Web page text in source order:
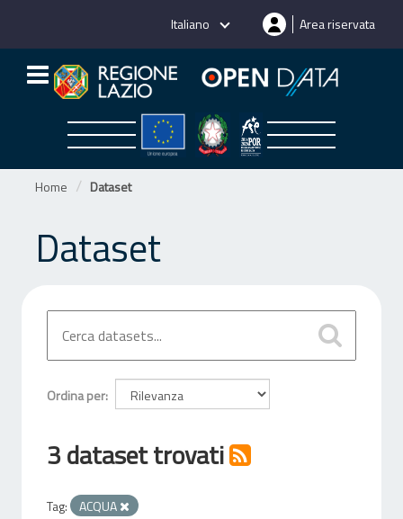
Italiano Area riservata
Home Dataset
Dataset
Ordina per
3 dataset trovati
Tag:
ACQUA